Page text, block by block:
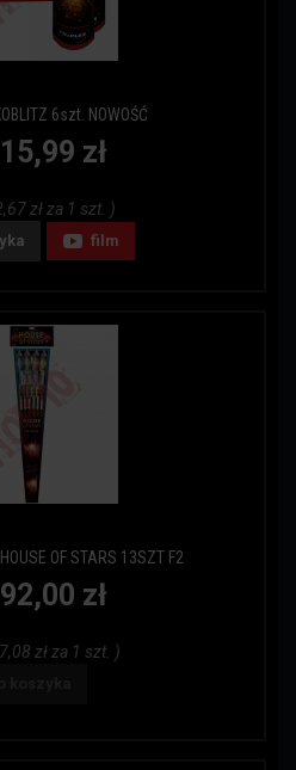
6szt. NOWOŚĆ
15,99 zł
zł za 1 szt. )
film
OF STARS 13SZT F2
92,00 zł
zł za 1 szt. )